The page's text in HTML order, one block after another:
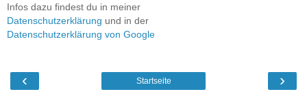
Infos dazu findest du in meiner
Datenschutzerklärung und in der
Datenschutzerklärung von Google
‹ ›
Startseite